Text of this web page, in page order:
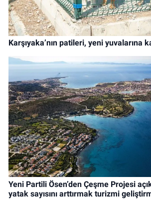
Karşıyaka’nın patileri, yeni yuvalarına
Yeni Partili Ösen’den Çeşme Projesi
yatak sayısını arttırmak turizmi